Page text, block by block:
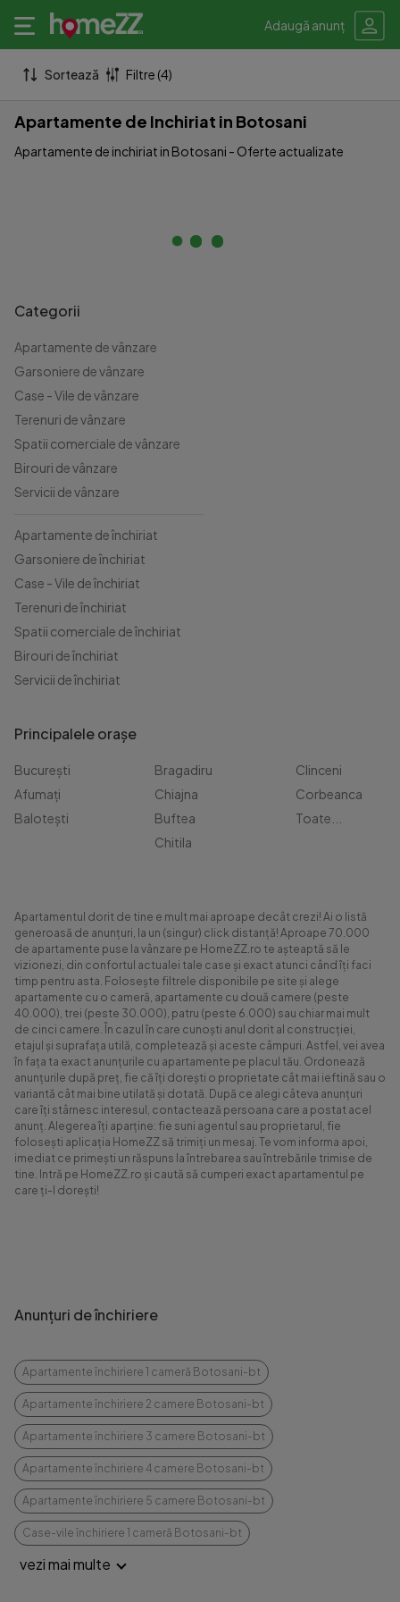
Adaugă anunț
Sortează Filtre (4)
Apartamente de Inchiriat in Botosani
Apartamente de inchiriat in Botosani - Oferte actualizate
Categorii
Apartamente de vânzare
Garsoniere de vânzare
Case - Vile de vânzare
Terenuri de vânzare
Spatii comerciale de vânzare
Birouri de vânzare
Servicii de vânzare
Apartamente de închiriat
Garsoniere de închiriat
Case - Vile de închiriat
Terenuri de închiriat
Spatii comerciale de închiriat
Birouri de închiriat
Servicii de închiriat
Principalele orașe
București
Afumați
Balotești
Bragadiru
Chiajna
Buftea
Chitila
Clinceni
Corbeanca
Toate...
Apartamentul dorit de tine e mult mai aproape decât crezi! Ai o listă
generoasă de anunțuri, la un (singur) click distanță! Aproape 70.000
de apartamente puse la vânzare pe HomeZZ.ro te așteaptă să le
vizionezi, din confortul actualei tale case și exact atunci când îți faci
timp pentru asta. Folosește filtrele disponibile pe site și alege
apartamente cu o cameră, apartamente cu două camere (peste
40.000), trei (peste 30.000), patru (peste 6.000) sau chiar mai mult
de cinci camere. În cazul în care cunoști anul dorit al construcției,
etajul și suprafața utilă, completează și aceste câmpuri. Astfel, vei avea
în fața ta exact anunțurile cu apartamente pe placul tău. Ordonează
anunțurile după preț, fie că îți dorești o proprietate cât mai ieftină sau o
variantă cât mai bine utilată și dotată. După ce alegi câteva anunțuri
care îți stârnesc interesul, contactează persoana care a postat acel
anunț. Alegerea îți aparține: fie suni agentul sau proprietarul, fie
folosești aplicația HomeZZ să trimiți un mesaj. Te vom informa apoi,
imediat ce primești un răspuns la întrebarea sau întrebările trimise de
tine. Intră pe HomeZZ.ro și caută să cumperi exact apartamentul pe
care ți-l dorești!
Anunțuri de închiriere
Apartamente închiriere 1 cameră Botosani-bt
Apartamente închiriere 2 camere Botosani-bt
Apartamente închiriere 3 camere Botosani-bt
Apartamente închiriere 4 camere Botosani-bt
Apartamente închiriere 5 camere Botosani-bt
Case-vile închiriere 1 cameră Botosani-bt
vezi mai multe